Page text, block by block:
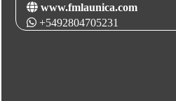
www.fmlaunica.com
+5492804705231